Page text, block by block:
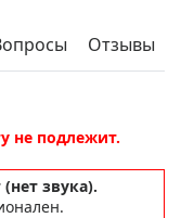
Отзывы
не подлежит.
звука).